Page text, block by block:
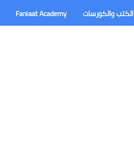
الكتب والكورسات Faniaat Academy